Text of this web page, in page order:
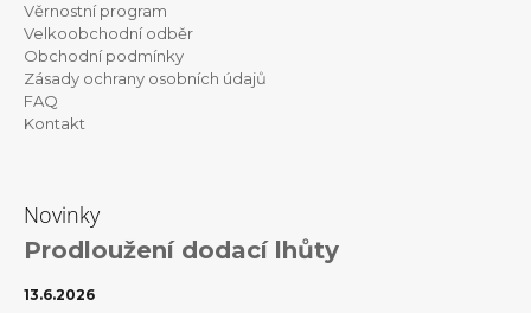
Věrnostní program
Velkoobchodní odběr
Obchodní podmínky
Zásady ochrany osobních údajů
FAQ
Kontakt
Novinky
Prodloužení dodací lhůty
13.6.2026